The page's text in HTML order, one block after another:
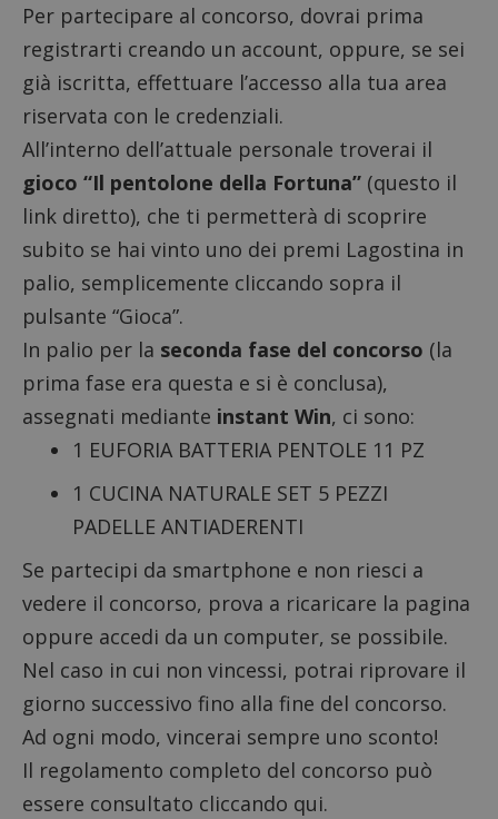
Per partecipare al concorso, dovrai prima
registrarti creando un account, oppure, se sei
già iscritta, effettuare l’accesso alla tua area
riservata con le credenziali.
All’interno dell’attuale personale troverai il
gioco “Il pentolone della Fortuna” (questo il
link diretto), che ti permetterà di scoprire
subito se hai vinto uno dei premi Lagostina in
palio, semplicemente cliccando sopra il
pulsante “Gioca”.
In palio per la seconda fase del concorso (la
prima fase era questa e si è conclusa),
assegnati mediante instant Win, ci sono:
1 EUFORIA BATTERIA PENTOLE 11 PZ
1 CUCINA NATURALE SET 5 PEZZI
PADELLE ANTIADERENTI
Se partecipi da smartphone e non riesci a
vedere il concorso, prova a ricaricare la pagina
oppure accedi da un computer, se possibile.
Nel caso in cui non vincessi, potrai riprovare il
giorno successivo fino alla fine del concorso.
Ad ogni modo, vincerai sempre uno sconto!
Il regolamento completo del concorso può
essere consultato cliccando qui.